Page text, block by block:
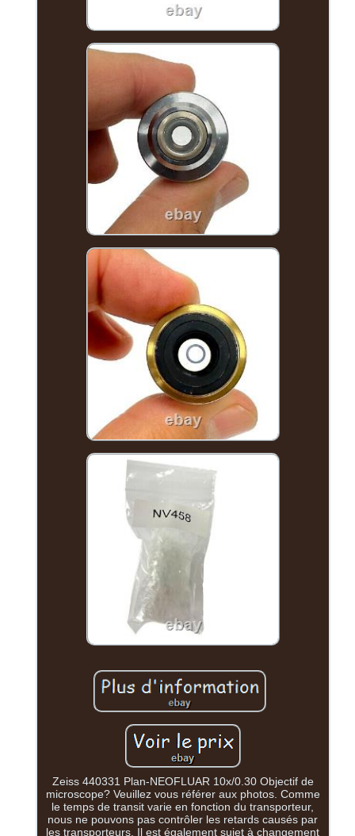
Zeiss 440331 Plan-NEOFLUAR 10x/0.30 Objectif de
microscope? Veuillez vous référer aux photos. Comme
le temps de transit varie en fonction du transporteur,
nous ne pouvons pas contrôler les retards causés par
les transporteurs. Il est également sujet à changement